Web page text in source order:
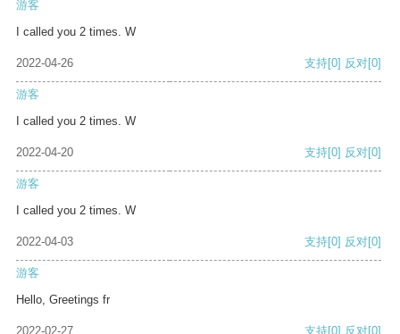
游客
I called you 2 times. W
2022-04-26 支持[0] 反对[0]
游客
I called you 2 times. W
2022-04-20 支持[0] 反对[0]
游客
I called you 2 times. W
2022-04-03 支持[0] 反对[0]
游客
Hello, Greetings fr
2022-02-27 支持[0] 反对[0]